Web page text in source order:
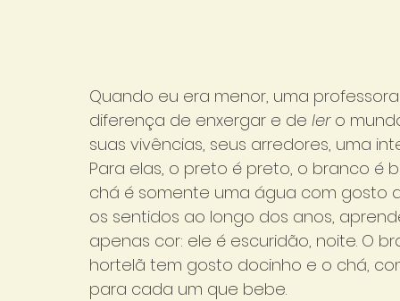
Quando eu era menor, uma
diferença de enxergar e de ler o
suas vivências, seus arredores, uma
Para elas, o preto é preto, o branco
chá é somente uma água com gosto
os sentidos ao longo dos anos,
apenas cor: ele é escuridão, noite. O
hortelã tem gosto docinho e o chá,
para cada um que bebe.